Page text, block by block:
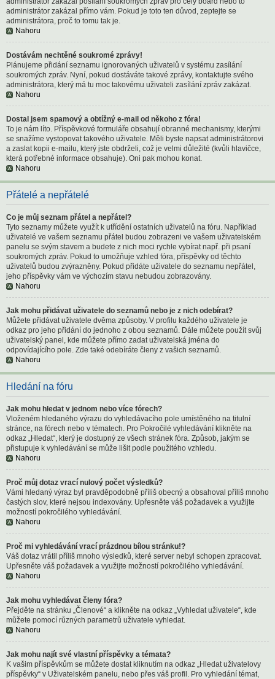
administrátor zakázal přímo vám. Pokud je toto ten důvod, zeptejte se
administrátora, proč to tomu tak je.
Nahoru
Dostávám nechtěné soukromé zprávy!
Plánujeme přidání seznamu ignorovaných uživatelů v systému zasílání
soukromých zpráv. Nyní, pokud dostáváte takové zprávy, kontaktujte svého
administrátora, který má tu moc takovému uživateli zasílání zpráv zakázat.
Nahoru
Dostal jsem spamový a obtížný e-mail od někoho z fóra!
To je nám líto. Příspěvkové formuláře obsahují obranné mechanismy, kterými
se snažíme vystopovat takového uživatele. Měli byste napsat administrátorovi
a zaslat kopii e-mailu, který jste obdrželi, což je velmi důležité (kvůli hlavičce,
která potřebné informace obsahuje). Oni pak mohou konat.
Nahoru
Přátelé a nepřátelé
Co je můj seznam přátel a nepřátel?
Tyto seznamy můžete využít k utřídění ostatních uživatelů na fóru. Například
uživatelé ve vašem seznamu přátel budou zobrazeni ve vašem uživatelském
panelu se svým stavem a budete z nich moci rychle vybírat např. při psaní
soukromých zpráv. Pokud to umožňuje vzhled fóra, příspěvky od těchto
uživatelů budou zvýrazněny. Pokud přidáte uživatele do seznamu nepřátel,
jeho příspěvky vám ve výchozím stavu nebudou zobrazovány.
Nahoru
Jak mohu přidávat uživatele do seznamů nebo je z nich odebírat?
Můžete přidávat uživatele dvěma způsoby. V profilu každého uživatele je
odkaz pro jeho přidání do jednoho z obou seznamů. Dále můžete použít svůj
uživatelský panel, kde můžete přímo zadat uživatelská jména do
odpovídajícího pole. Zde také odebíráte členy z vašich seznamů.
Nahoru
Hledání na fóru
Jak mohu hledat v jednom nebo více fórech?
Vloženém hledaného výrazu do vyhledávacího pole umístěného na titulní
stránce, na fórech nebo v tématech. Pro Pokročilé vyhledávání klikněte na
odkaz „Hledat“, který je dostupný ze všech stránek fóra. Způsob, jakým se
přistupuje k vyhledávání se může lišit podle použitého vzhledu.
Nahoru
Proč můj dotaz vrací nulový počet výsledků?
Vámi hledaný výraz byl pravděpodobně příliš obecný a obsahoval příliš mnoho
častých slov, které nejsou indexovány. Upřesněte váš požadavek a využijte
možností pokročilého vyhledávání.
Nahoru
Proč mi vyhledávání vrací prázdnou bílou stránku!?
Váš dotaz vrátil příliš mnoho výsledků, které server nebyl schopen zpracovat.
Upřesněte váš požadavek a využijte možností pokročilého vyhledávání.
Nahoru
Jak mohu vyhledávat členy fóra?
Přejděte na stránku „Členové“ a klikněte na odkaz „Vyhledat uživatele“, kde
můžete pomocí různých parametrů uživatele vyhledat.
Nahoru
Jak mohu najít své vlastní příspěvky a témata?
K vašim příspěvkům se můžete dostat kliknutím na odkaz „Hledat uživatelovy
příspěvky“ v Uživatelském panelu, nebo přes váš profil. Pro vyhledání témat,